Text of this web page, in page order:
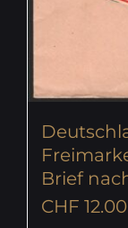
Brief
CHF 12.00